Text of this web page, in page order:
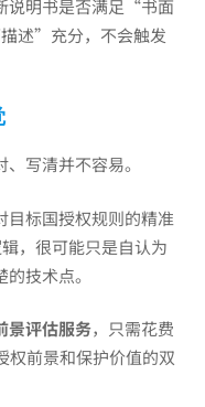
说明书是否满足“书面
述”充分，不会触发
写清并不容易。
目标国授权规则的精准
，很可能只是自认为
技术点。
景评估服务，只需花费
权前景和保护价值的双